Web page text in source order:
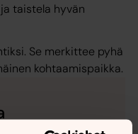
taistela hyvän
Se merkittee pyhä
kohtaamispaikka.